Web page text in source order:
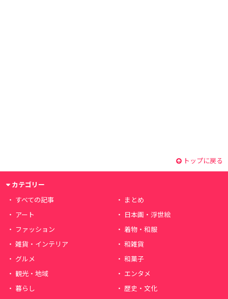
トップに戻る
カテゴリー
すべての記事
まとめ
アート
日本画・浮世絵
ファッション
着物・和服
雑貨・インテリア
和雑貨
グルメ
和菓子
観光・地域
エンタメ
暮らし
歴史・文化